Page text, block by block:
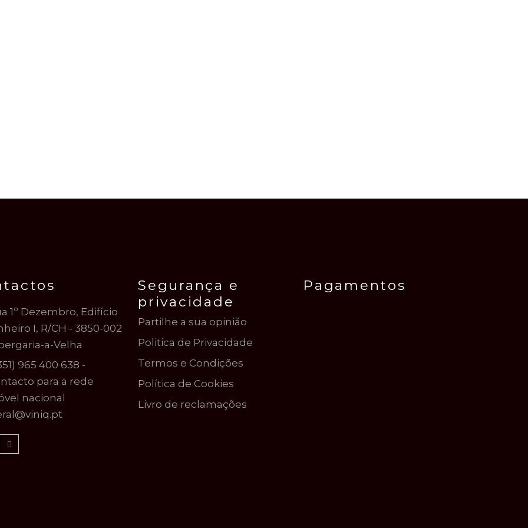
1º Dezembro, Edifício
I, R/CH - 3850-002
a-Velha
965 400 638 -
para a rede
nacional
Segurança e
privacidade
Partilhe a sua opinião
Politica de Privacidade
Termos e Condições
Política de Cookies
Livro de reclamações
Pagamentos